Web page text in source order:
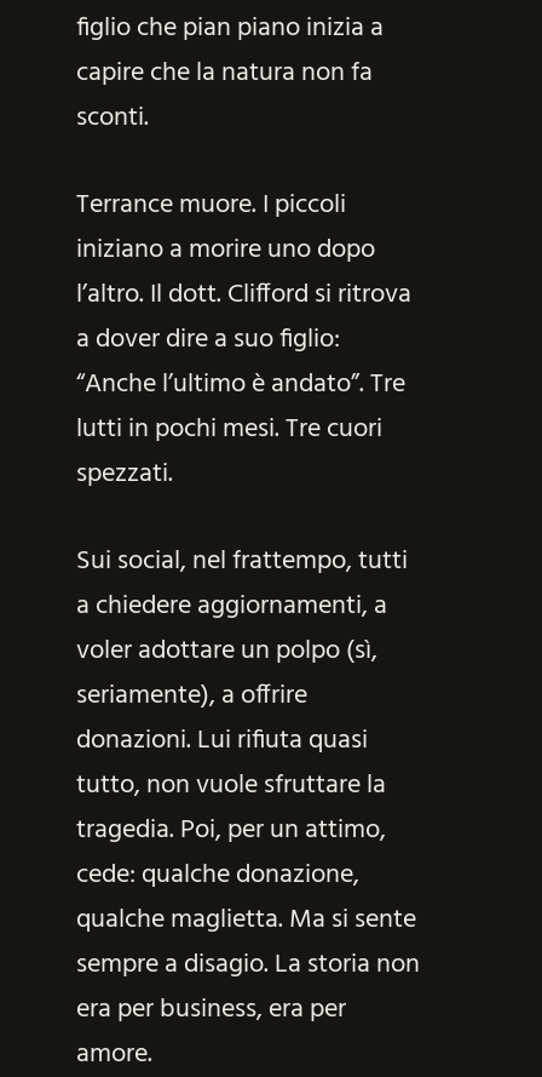
figlio che pian piano inizia a
capire che la natura non fa
sconti.
Terrance muore. I piccoli
iniziano a morire uno dopo
l’altro. Il dott. Clifford si ritrova
a dover dire a suo figlio:
“Anche l’ultimo è andato”. Tre
lutti in pochi mesi. Tre cuori
spezzati.
Sui social, nel frattempo, tutti
a chiedere aggiornamenti, a
voler adottare un polpo (sì,
seriamente), a offrire
donazioni. Lui rifiuta quasi
tutto, non vuole sfruttare la
tragedia. Poi, per un attimo,
cede: qualche donazione,
qualche maglietta. Ma si sente
sempre a disagio. La storia non
era per business, era per
amore.